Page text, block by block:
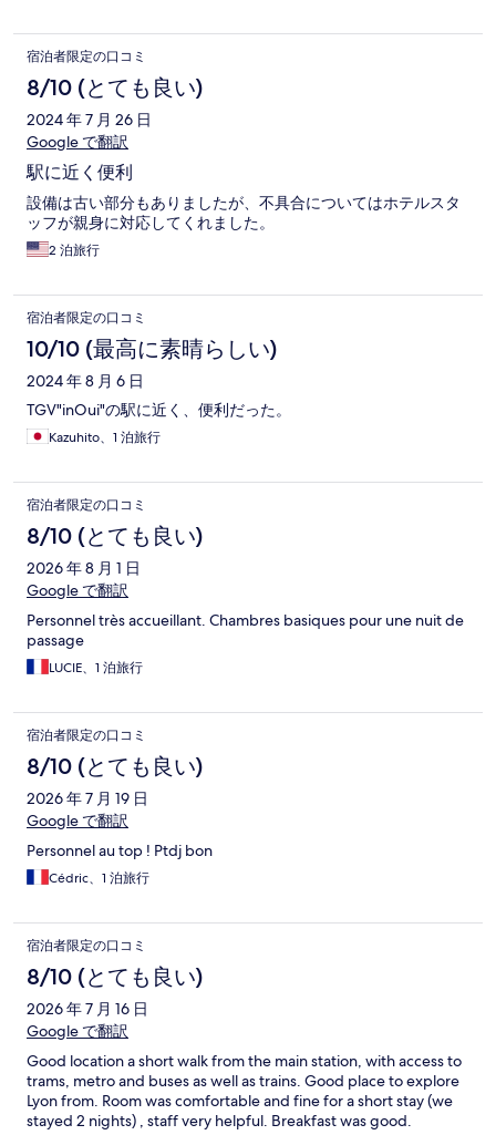
宿泊者限定の口コミ
8/10 (とても良い)
2024 年 7 月 26 日
Google で翻訳
駅に近く便利
設備は古い部分もありましたが、不具合についてはホテルスタ
ッフが親身に対応してくれました。
2 泊旅行
宿泊者限定の口コミ
10/10 (最高に素晴らしい)
2024 年 8 月 6 日
TGV"inOui"の駅に近く、便利だった。
Kazuhito、1 泊旅行
宿泊者限定の口コミ
8/10 (とても良い)
2026 年 8 月 1 日
Google で翻訳
Personnel très accueillant. Chambres basiques pour une nuit de
passage
LUCIE、1 泊旅行
宿泊者限定の口コミ
8/10 (とても良い)
2026 年 7 月 19 日
Google で翻訳
Personnel au top ! Ptdj bon
Cédric、1 泊旅行
宿泊者限定の口コミ
8/10 (とても良い)
2026 年 7 月 16 日
Google で翻訳
Good location a short walk from the main station, with access to
trams, metro and buses as well as trains. Good place to explore
Lyon from. Room was comfortable and fine for a short stay (we
stayed 2 nights) , staff very helpful. Breakfast was good.